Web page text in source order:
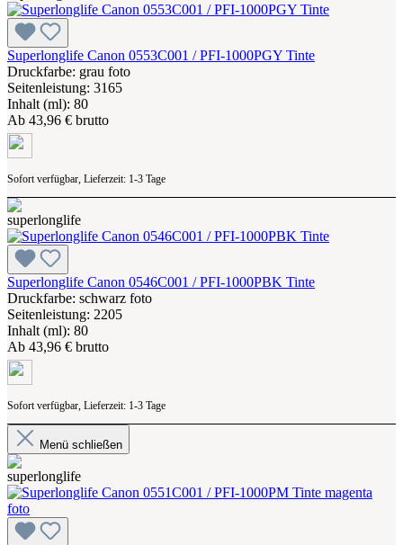
Superlonglife Canon 0553C001 / PFI-1000PGY Tinte
Druckfarbe: grau foto
Seitenleistung: 3165
Inhalt (ml): 80
Ab 43,96 € brutto
Sofort verfügbar, Lieferzeit: 1-3 Tage
Superlonglife Canon 0546C001 / PFI-1000PBK Tinte
Druckfarbe: schwarz foto
Seitenleistung: 2205
Inhalt (ml): 80
Ab 43,96 € brutto
Sofort verfügbar, Lieferzeit: 1-3 Tage
Menü schließen